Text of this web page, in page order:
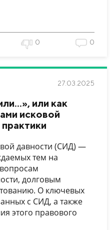
0 0
27.03.2025
или как
исковой
давности (СИД) —
тем на
долговым
О ключевых
с СИД, а также
этого правового